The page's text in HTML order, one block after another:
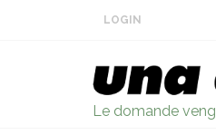
LOGIN
Le domande